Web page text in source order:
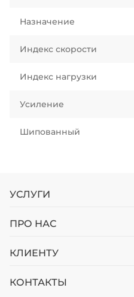
Назначение
Индекс скорости
Индекс нагрузки
Усиление
Шипованный
УСЛУГИ
ПРО НАС
КЛИЕНТУ
КОНТАКТЫ